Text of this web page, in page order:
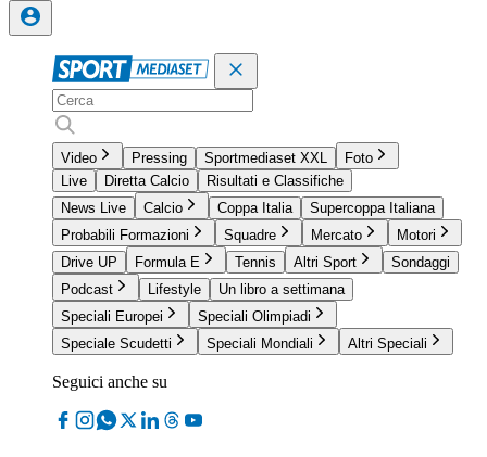
Video Pressing Sportmediaset XXL
Foto
Live
Diretta Calcio
Risultati e Classifiche
News Live
Calcio Coppa Italia
Supercoppa Italiana
Probabili Formazioni
Squadre Mercato
Motori
Drive UP
Formula E Tennis Altri Sport
Sondaggi
Podcast
Lifestyle
Un libro a settimana
Speciali Europei
Speciali Olimpiadi
Speciale Scudetti
Speciali Mondiali Altri Speciali
Seguici anche su